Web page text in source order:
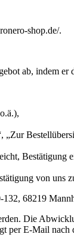
shop.de/.
ab, indem
„Zur
Bestätigung
von uns
68219
Die
per E-Mail